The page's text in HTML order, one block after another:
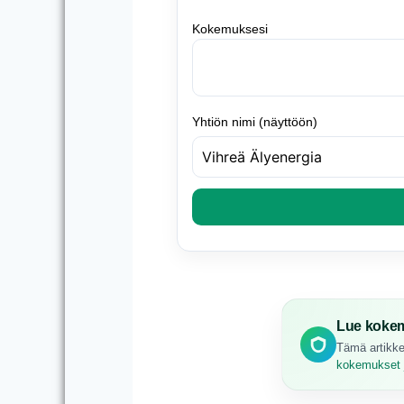
Kokemuksesi
Yhtiön nimi (näyttöön)
Lue
Tämä